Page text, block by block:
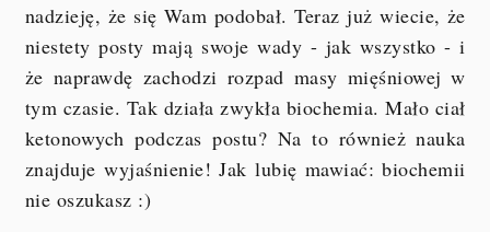
nadzieję, że się Wam podobał. Teraz już wiecie, że
niestety posty mają swoje wady - jak wszystko - i
że naprawdę zachodzi rozpad masy mięśniowej w
tym czasie. Tak działa zwykła biochemia. Mało ciał
ketonowych podczas postu? Na to również nauka
znajduje wyjaśnienie! Jak lubię mawiać: biochemii
nie oszukasz :)